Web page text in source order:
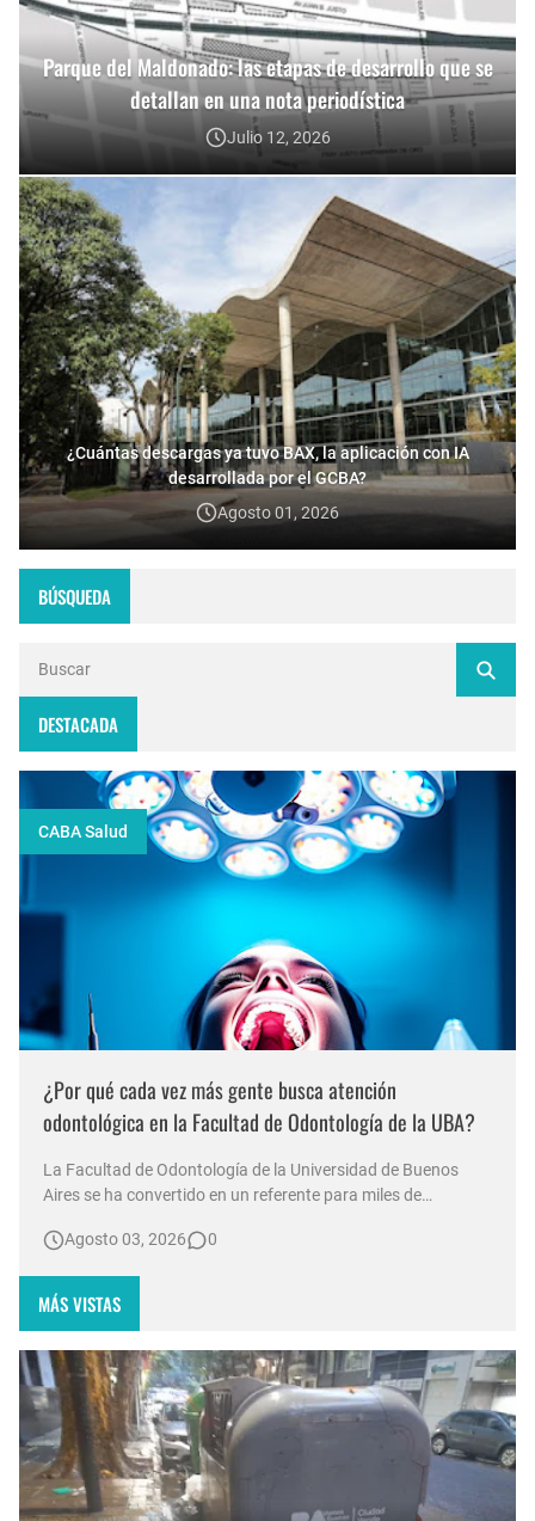
Parque del Maldonado: las etapas de desarrollo que se
detallan en una nota periodística
Julio 12, 2026
¿Cuántas descargas ya tuvo BAX, la aplicación con IA
desarrollada por el GCBA?
Agosto 01, 2026
BÚSQUEDA
DESTACADA
CABA Salud
¿Por qué cada vez más gente busca atención
odontológica en la Facultad de Odontología de la UBA?
La Facultad de Odontología de la Universidad de Buenos
Aires se ha convertido en un referente para miles de
contexto económico adverso. Durante las vacaciones de
formarse desde las 7:00 a.…
Agosto 03, 2026 0
MÁS VISTAS